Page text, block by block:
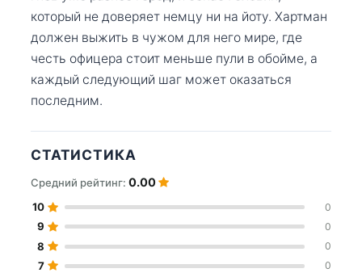
который не доверяет немцу ни на йоту. Хартман
должен выжить в чужом для него мире, где
честь офицера стоит меньше пули в обойме, а
каждый следующий шаг может оказаться
последним.
СТАТИСТИКА
Средний рейтинг: 0.00
10 0
9 0
8 0
7 0